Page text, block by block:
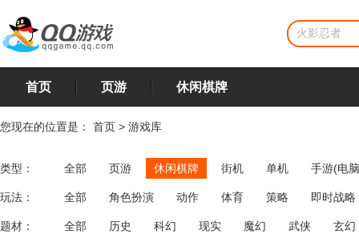
首页 页游 休闲棋牌
您现在的位置是： 首页 > 游戏库
类型： 全部 页游 休闲棋牌 街机 单机 手游(电
玩法： 全部 角色扮演 动作 体育 策略
即时战略
飞行
恋爱 第三人称射击 棋类 牌类 麻将
题材： 全部 历史 科幻 现实 魔幻 武侠 玄幻